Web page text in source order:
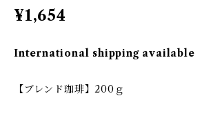
¥1,654
International shipping available
【ブレンド珈琲】200ｇ